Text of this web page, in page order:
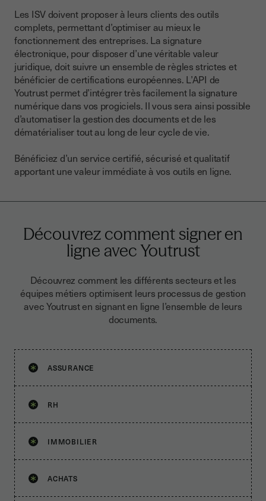
Les ISV doivent proposer à leurs clients des outils
complets, permettant d’optimiser au mieux le
fonctionnement des entreprises. La signature
électronique, pour disposer d’une véritable valeur
juridique, doit suivre un ensemble de règles strictes et
bénéficier de certifications européennes. L’API de
Youtrust permet d’intégrer très facilement la signature
numérique dans vos progiciels. Il vous sera ainsi possible
d’automatiser la gestion des documents et de les
dématérialiser tout au long de leur cycle de vie.
Bénéficiez d’un service certifié, sécurisé et qualitatif
apportant une valeur immédiate à vos outils en ligne.
Découvrez comment signer en
ligne avec Youtrust
Découvrez comment les différents secteurs et les
équipes métiers optimisent leurs processus de gestion
avec Youtrust en signant en ligne l’ensemble de leurs
documents.
ASSURANCE
RH
IMMOBILIER
ACHATS